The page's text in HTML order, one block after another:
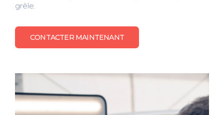
grêle.
CONTACTER MAINTENANT